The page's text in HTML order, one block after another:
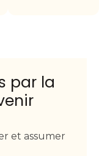
par la
et assumer